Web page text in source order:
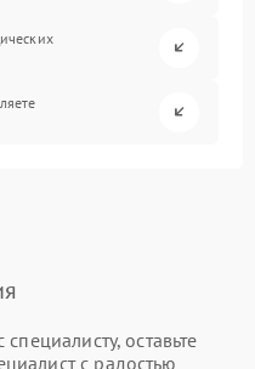
оставьте
с радостью